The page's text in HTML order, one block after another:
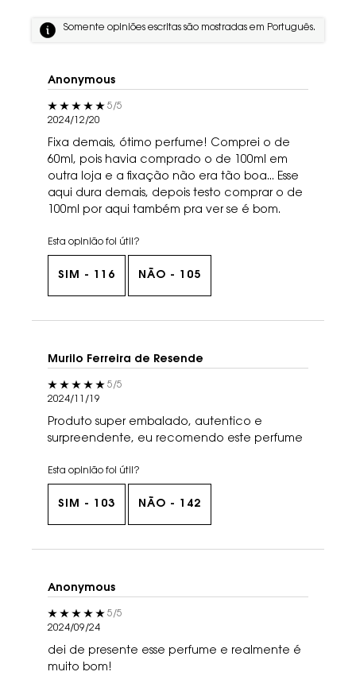
Somente opiniões escritas são mostradas em Português.
Anonymous
5 out of 5 stars.5/5
2024/12/20
Fixa demais, ótimo perfume! Comprei o de
60ml, pois havia comprado o de 100ml em
outra loja e a fixação não era tão boa... Esse
aqui dura demais, depois testo comprar o de
100ml por aqui também pra ver se é bom.
Esta opinião foi útil?
SIM - 116 NÃO - 105
Murilo Ferreira de Resende
5 out of 5 stars.5/5
2024/11/19
Produto super embalado, autentico e
surpreendente, eu recomendo este perfume
Esta opinião foi útil?
SIM - 103 NÃO - 142
Anonymous
5 out of 5 stars.5/5
2024/09/24
dei de presente esse perfume e realmente é
muito bom!